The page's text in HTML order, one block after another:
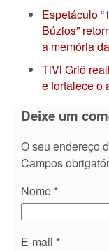
Espetáculo
Búzios”
a memória
TiVi Griô
e fortalece o
Deixe um
O seu endereço
Campos
Nome *
E-mail *